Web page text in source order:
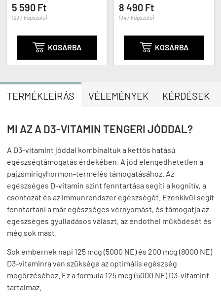
5 590 Ft
(23 / kapszula)
 KOSÁRBA
8 490 Ft
(34 / kapszula)
 KOSÁRBA
TERMÉKLEÍRÁS VÉLEMÉNYEK KÉRDÉSEK
MI AZ A D3-VITAMIN TENGERI JÓDDAL?
A D3-vitamint jóddal kombináltuk a kettős hatású
egészségtámogatás érdekében. A jód elengedhetetlen a
pajzsmirigyhormon-termelés támogatásához. Az
egészséges D-vitamin szint fenntartása segíti a kognitív, a
csontozat és az immunrendszer egészségét. Ezenkívül segít
fenntartani a már egészséges vérnyomást, és támogatja az
egészséges gyulladásos választ, az endothel működését és
még sok mást.
Sok embernek napi 125 mcg (5000 NE) és 200 mcg (8000 NE)
D3-vitaminra van szüksége az optimális egészség
megőrzéséhez. Ez a formula 125 mcg (5000 NE) D3-vitamint
tartalmaz.